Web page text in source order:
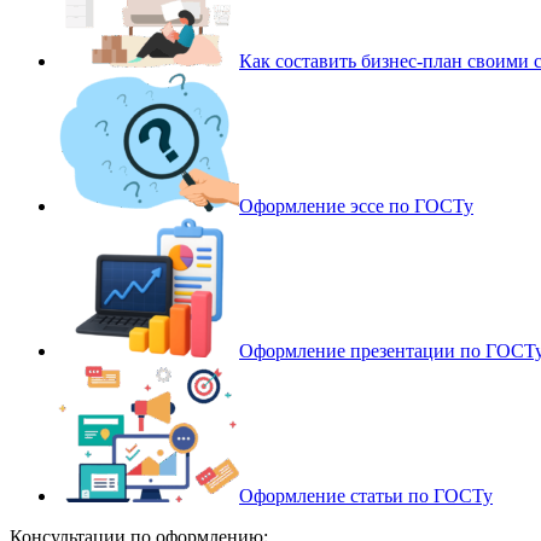
Как составить бизнес-план своими
Оформление эссе по ГОСТу
Оформление презентации по
Оформление статьи по ГОСТу
Консультации по оформлению: